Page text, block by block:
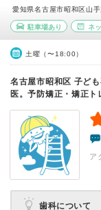
愛知県名古屋市昭和区山手
駐車場あり ネ
土曜（〜18:00）
名古屋市昭和区 子ど
医。予防矯正・矯正ト
ア
歯科について